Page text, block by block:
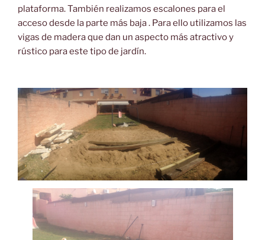
plataforma. También realizamos escalones para el
acceso desde la parte más baja . Para ello utilizamos las
vigas de madera que dan un aspecto más atractivo y
rústico para este tipo de jardín.